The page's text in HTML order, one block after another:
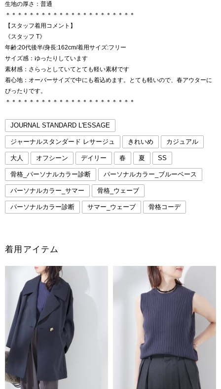
生地の厚さ：普通
＊＊＊＊＊＊＊＊＊＊＊＊＊＊＊＊＊＊＊＊＊＊
【スタッフ着用コメント】
《スタッフ T》
年齢:20代後半/身長:162cm/着用サイズ:フリー
サイズ感：ゆったりしています
素材感：さらっとしていてとても軽い素材です
着心地：オーバーサイズで中にも着込めます。とても軽いので、春アウターに
ぴったりです。
＊＊＊＊＊＊＊＊＊＊＊＊＊＊＊＊＊＊＊＊＊＊
JOURNAL STANDARD L'ESSAGE
ジャーナルスタンダード レサージュ きれいめ カジュアル
大人 オフシーン デイリー 春 夏 SS
骨格_パーソナルカラー診断 パーソナルカラー_ブルーベース
パーソナルカラー_サマー 骨格_ウェーブ
パーソナルカラー診断 サマー_ウェーブ 骨格コーデ
着用アイテム